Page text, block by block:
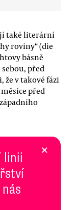
také literární
roviny“ (die
básně
před
že v takové fázi
před
linii
×